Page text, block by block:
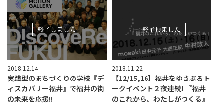
終了しました
2018.12.14
実践型のまちづくりの学校『デ
ィスカバリー福井』で福井の街
の未来を応援!!
終了しました
2018.11.22
【12/15,16】福井をゆさぶるト
ークイベント２夜連続!!『福井
のこれから、わたしがつくる』